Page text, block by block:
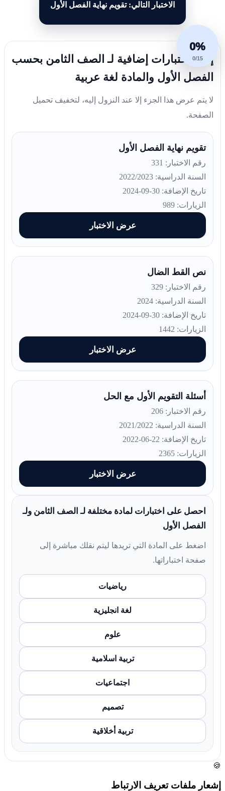
الاختبار التالي: تقويم نهاية الفصل الأول
0%
0/15
إليك اختبارات إضافية لـ الصف الثامن بحسب
الفصل الأول والمادة لغة عربية
لا يتم عرض هذا الجزء إلا عند النزول إليه، لتخفيف تحميل
الصفحة.
تقويم نهاية الفصل الأول
رقم الاختبار: 331
السنة الدراسية: 2022/2023
تاريخ الإضافة: 30-09-2024
الزيارات: 989
عرض الاختبار
نص القط الضال
رقم الاختبار: 329
السنة الدراسية: 2024
تاريخ الإضافة: 30-09-2024
الزيارات: 1442
عرض الاختبار
أسئلة التقويم الأول مع الحل
رقم الاختبار: 206
السنة الدراسية: 2021/2022
تاريخ الإضافة: 22-06-2022
الزيارات: 2365
عرض الاختبار
احصل على اختبارات لمادة مختلفة لـ الصف الثامن ولـ
الفصل الأول
اضغط على المادة التي تريدها ليتم نقلك مباشرة إلى
صفحة اختباراتها.
رياضيات
لغة انجليزية
علوم
تربية اسلامية
اجتماعيات
تصميم
تربية أخلاقية
🍪
إشعار ملفات تعريف الارتباط